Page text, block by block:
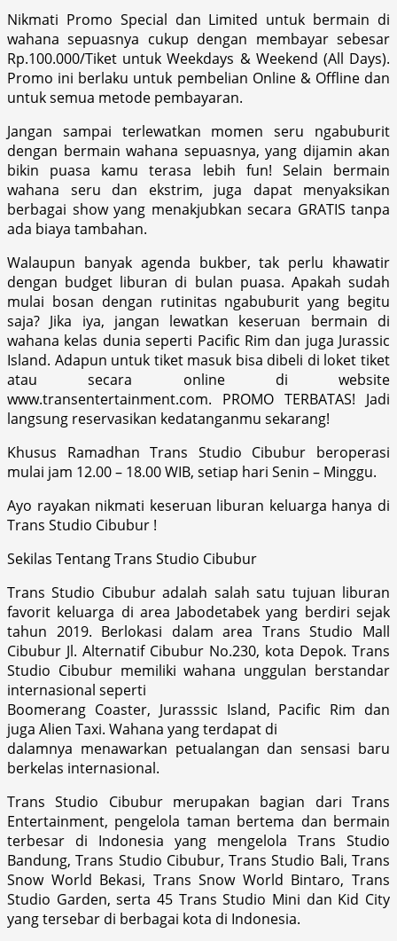
Nikmati Promo Special dan Limited untuk bermain di
wahana sepuasnya cukup dengan membayar sebesar
Rp.100.000/Tiket untuk Weekdays & Weekend (All Days).
Promo ini berlaku untuk pembelian Online & Offline dan
untuk semua metode pembayaran.
Jangan sampai terlewatkan momen seru ngabuburit
dengan bermain wahana sepuasnya, yang dijamin akan
bikin puasa kamu terasa lebih fun! Selain bermain
wahana seru dan ekstrim, juga dapat menyaksikan
berbagai show yang menakjubkan secara GRATIS tanpa
ada biaya tambahan.
Walaupun banyak agenda bukber, tak perlu khawatir
dengan budget liburan di bulan puasa. Apakah sudah
mulai bosan dengan rutinitas ngabuburit yang begitu
saja? Jika iya, jangan lewatkan keseruan bermain di
wahana kelas dunia seperti Pacific Rim dan juga Jurassic
Island. Adapun untuk tiket masuk bisa dibeli di loket tiket
atau secara online di website
www.transentertainment.com. PROMO TERBATAS! Jadi
langsung reservasikan kedatanganmu sekarang!
Khusus Ramadhan Trans Studio Cibubur beroperasi
mulai jam 12.00 – 18.00 WIB, setiap hari Senin – Minggu.
Ayo rayakan nikmati keseruan liburan keluarga hanya di
Trans Studio Cibubur !
Sekilas Tentang Trans Studio Cibubur
Trans Studio Cibubur adalah salah satu tujuan liburan
favorit keluarga di area Jabodetabek yang berdiri sejak
tahun 2019. Berlokasi dalam area Trans Studio Mall
Cibubur Jl. Alternatif Cibubur No.230, kota Depok. Trans
Studio Cibubur memiliki wahana unggulan berstandar
internasional seperti
Boomerang Coaster, Jurasssic Island, Pacific Rim dan
juga Alien Taxi. Wahana yang terdapat di
dalamnya menawarkan petualangan dan sensasi baru
berkelas internasional.
Trans Studio Cibubur merupakan bagian dari Trans
Entertainment, pengelola taman bertema dan bermain
terbesar di Indonesia yang mengelola Trans Studio
Bandung, Trans Studio Cibubur, Trans Studio Bali, Trans
Snow World Bekasi, Trans Snow World Bintaro, Trans
Studio Garden, serta 45 Trans Studio Mini dan Kid City
yang tersebar di berbagai kota di Indonesia.